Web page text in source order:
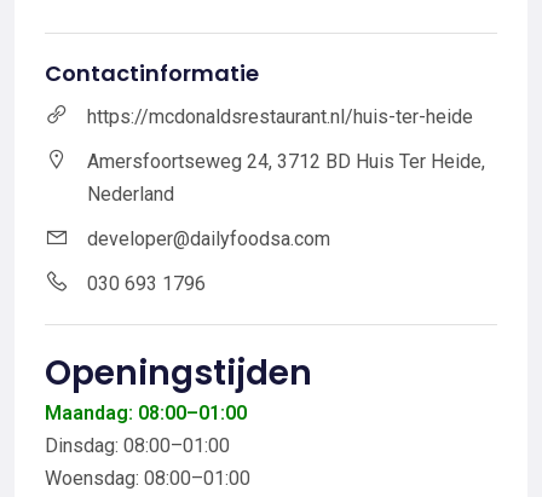
Contactinformatie
https://mcdonaldsrestaurant.nl/huis-ter-heide
Amersfoortseweg 24, 3712 BD Huis Ter Heide,
Nederland
developer@dailyfoodsa.com
030 693 1796
Openingstijden
Maandag: 08:00–01:00
Dinsdag: 08:00–01:00
Woensdag: 08:00–01:00